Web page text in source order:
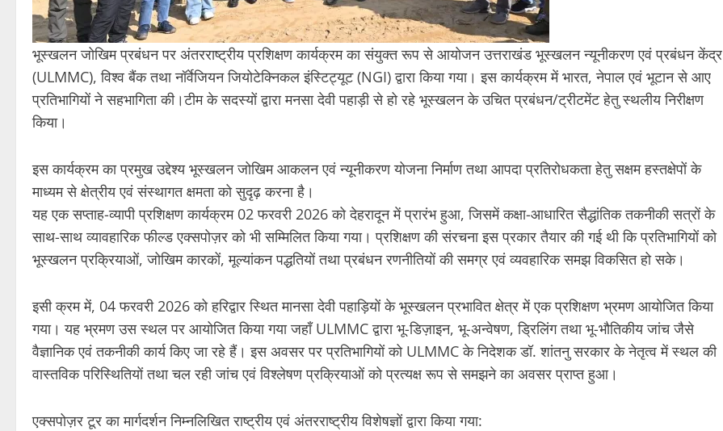
भूस्खलन जोखिम प्रबंधन पर अंतरराष्ट्रीय प्रशिक्षण कार्यक्रम का संयुक्त रूप से आयोजन उत्तराखंड भूस्खलन न्यूनीकरण एवं प्रबंधन केंद्र
(ULMMC), विश्व बैंक तथा नॉर्वेजियन जियोटेक्निकल इंस्टिट्यूट (NGI) द्वारा किया गया। इस कार्यक्रम में भारत, नेपाल एवं भूटान से आए
प्रतिभागियों ने सहभागिता की।टीम के सदस्यों द्वारा मनसा देवी पहाड़ी से हो रहे भूस्खलन के उचित प्रबंधन/ट्रीटमेंट हेतु स्थलीय निरीक्षण
किया।
इस कार्यक्रम का प्रमुख उद्देश्य भूस्खलन जोखिम आकलन एवं न्यूनीकरण योजना निर्माण तथा आपदा प्रतिरोधकता हेतु सक्षम हस्तक्षेपों के
माध्यम से क्षेत्रीय एवं संस्थागत क्षमता को सुदृढ़ करना है।
यह एक सप्ताह-व्यापी प्रशिक्षण कार्यक्रम 02 फरवरी 2026 को देहरादून में प्रारंभ हुआ, जिसमें कक्षा-आधारित सैद्धांतिक तकनीकी सत्रों के
साथ-साथ व्यावहारिक फील्ड एक्सपोज़र को भी सम्मिलित किया गया। प्रशिक्षण की संरचना इस प्रकार तैयार की गई थी कि प्रतिभागियों को
भूस्खलन प्रक्रियाओं, जोखिम कारकों, मूल्यांकन पद्धतियों तथा प्रबंधन रणनीतियों की समग्र एवं व्यवहारिक समझ विकसित हो सके।
इसी क्रम में, 04 फरवरी 2026 को हरिद्वार स्थित मानसा देवी पहाड़ियों के भूस्खलन प्रभावित क्षेत्र में एक प्रशिक्षण भ्रमण आयोजित किया
गया। यह भ्रमण उस स्थल पर आयोजित किया गया जहाँ ULMMC द्वारा भू-डिज़ाइन, भू-अन्वेषण, ड्रिलिंग तथा भू-भौतिकीय जांच जैसे
वैज्ञानिक एवं तकनीकी कार्य किए जा रहे हैं। इस अवसर पर प्रतिभागियों को ULMMC के निदेशक डॉ. शांतनु सरकार के नेतृत्व में स्थल की
वास्तविक परिस्थितियों तथा चल रही जांच एवं विश्लेषण प्रक्रियाओं को प्रत्यक्ष रूप से समझने का अवसर प्राप्त हुआ।
एक्सपोज़र टूर का मार्गदर्शन निम्नलिखित राष्ट्रीय एवं अंतरराष्ट्रीय विशेषज्ञों द्वारा किया गया: